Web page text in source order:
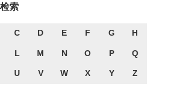
索
C D E F G H
L M N O P Q
U V W X Y Z